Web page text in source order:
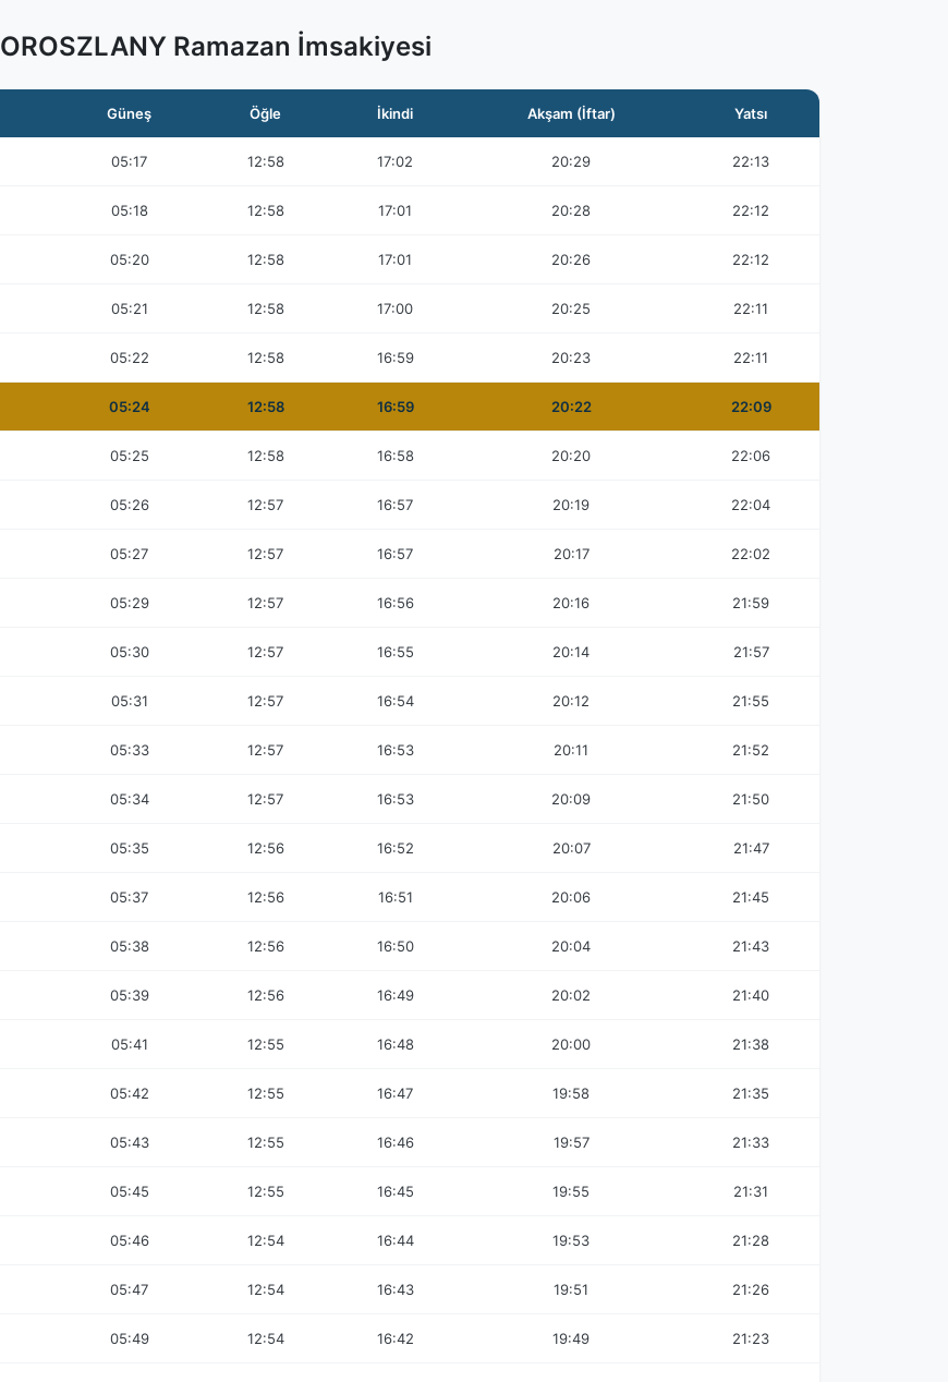
OROSZLANY Ramazan İmsakiyesi
Güneş Öğle İkindi Akşam (İftar) Yatsı
05:17 12:58 17:02 20:29 22:13
05:18 12:58 17:01 20:28 22:12
05:20 12:58 17:01 20:26 22:12
05:21 12:58 17:00 20:25 22:11
05:22 12:58 16:59 20:23 22:11
05:24 12:58 16:59 20:22 22:09
05:25 12:58 16:58 20:20 22:06
05:26 12:57 16:57 20:19 22:04
05:27 12:57 16:57 20:17 22:02
05:29 12:57 16:56 20:16 21:59
05:30 12:57 16:55 20:14 21:57
05:31 12:57 16:54 20:12 21:55
05:33 12:57 16:53 20:11 21:52
05:34 12:57 16:53 20:09 21:50
05:35 12:56 16:52 20:07 21:47
05:37 12:56 16:51 20:06 21:45
05:38 12:56 16:50 20:04 21:43
05:39 12:56 16:49 20:02 21:40
05:41 12:55 16:48 20:00 21:38
05:42 12:55 16:47 19:58 21:35
05:43 12:55 16:46 19:57 21:33
05:45 12:55 16:45 19:55 21:31
05:46 12:54 16:44 19:53 21:28
05:47 12:54 16:43 19:51 21:26
05:49 12:54 16:42 19:49 21:23